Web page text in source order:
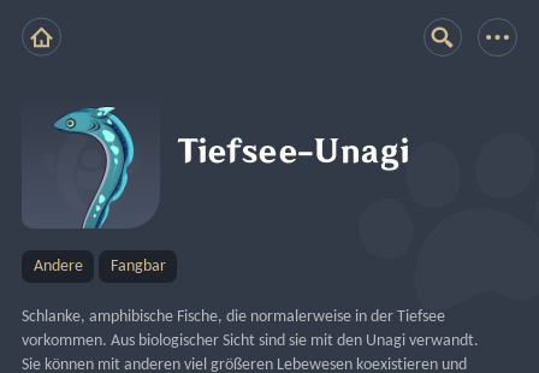
Tiefsee-Unagi
Andere Fangbar
Schlanke, amphibische Fische, die normalerweise in der Tiefsee
vorkommen. Aus biologischer Sicht sind sie mit den Unagi verwandt.
Sie können mit anderen viel größeren Lebewesen koexistieren und